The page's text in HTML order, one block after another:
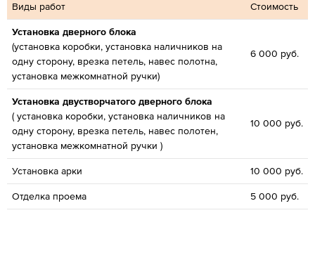
Виды работ Стоимость
Установка дверного блока
(установка коробки, установка наличников на
одну сторону, врезка петель, навес полотна,
установка межкомнатной ручки)
6 000 руб.
Установка двустворчатого дверного блока
( установка коробки, установка наличников на
одну сторону, врезка петель, навес полотен,
установка межкомнатной ручки )
10 000 руб.
Установка арки 10 000 руб.
Отделка проема 5 000 руб.